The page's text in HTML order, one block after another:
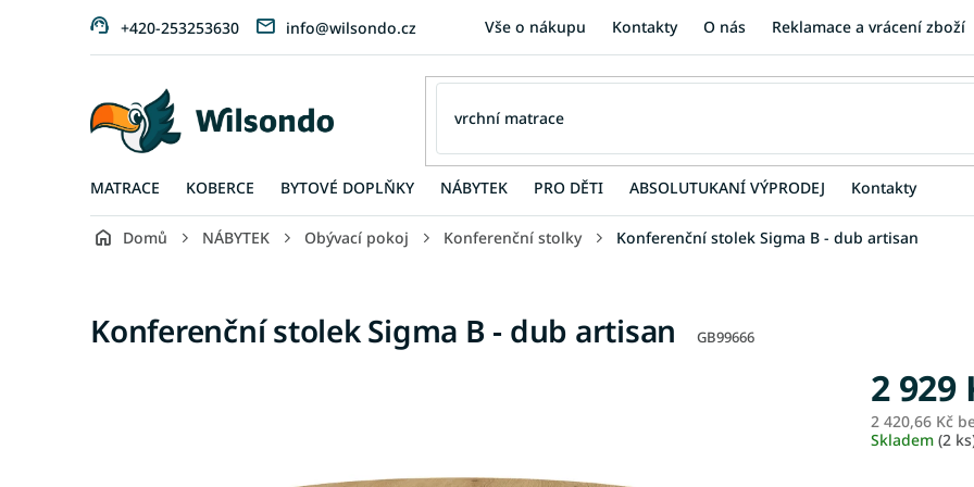
+420-253253630 info@wilsondo.cz Vše o nákupu Kontakty O nás Reklamace a vrácení zboží
MATRACE KOBERCE BYTOVÉ DOPLŇKY NÁBYTEK PRO DĚTI ABSOLUTUKANÍ VÝPRODEJ Kontakty
Domů NÁBYTEK Obývací pokoj Konferenční stolky Konferenční stolek Sigma B - dub artisan
Konferenční stolek Sigma B - dub artisan GB99666
2 929
2 420,66 Kč
Skladem (2